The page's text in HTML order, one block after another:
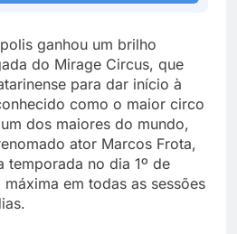
ganhou um brilho
do Mirage Circus, que
para dar início à
como o maior circo
dos maiores do mundo,
ator Marcos Frota,
temporada no dia 1º de
em todas as sessões